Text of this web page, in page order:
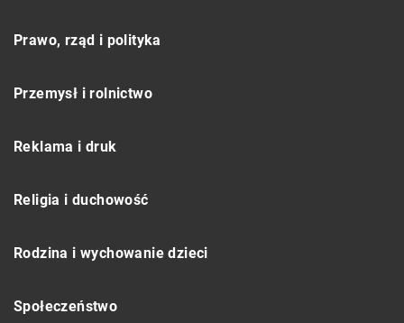
Prawo, rząd i polityka
Przemysł i rolnictwo
Reklama i druk
Religia i duchowość
Rodzina i wychowanie dzieci
Społeczeństwo